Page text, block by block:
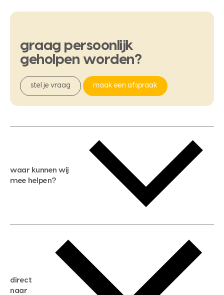
graag persoonlijk
geholpen worden?
stel je vraag maak een afspraak
waar kunnen wij
mee helpen?
gratis zoekservice
huis verkopen
huis kopen
direct
naar